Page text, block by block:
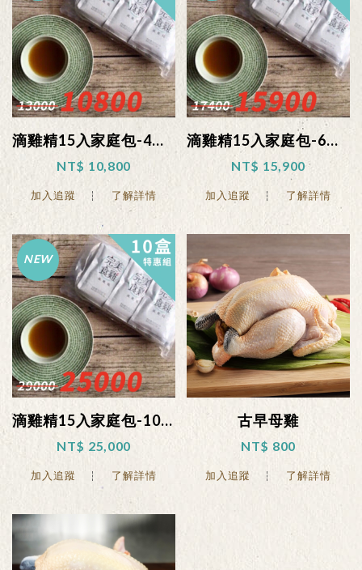
滴雞精15入家庭包-4盒特惠組
NT$ 10,800
加入追蹤 了解詳情
滴雞精15入家庭包-6盒特惠組
NT$ 15,900
加入追蹤 了解詳情
滴雞精15入家庭包-10盒特惠組
NT$ 25,000
加入追蹤 了解詳情
古早母雞
NT$ 800
加入追蹤 了解詳情